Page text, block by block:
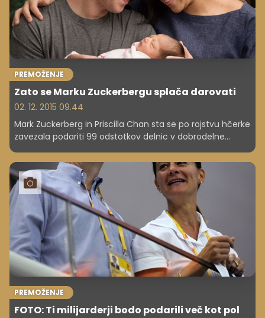
PREMOŽENJE
Zato se Marku Zuckerbergu splača darovati
02. 12. 2015 09.44
Mark Zuckerberg in Priscilla Chan sta se po rojstvu hčerke
zavezala podariti 99 odstotkov delnic v dobrodelne
namene. Njune namere so verjetno čiste, čeprav imata
več kot 300 milijonov evrov razlogov, zakaj sta se
pravilno odločila.
PREMOŽENJE
FOTO: Ti milijarderji bodo podarili več kot pol